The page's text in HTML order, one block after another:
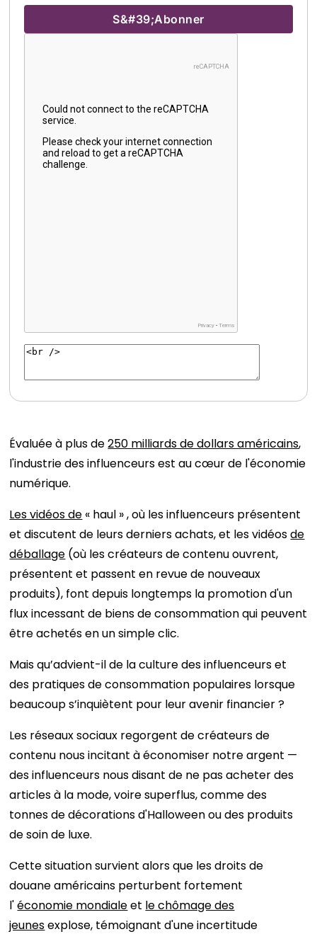
Évaluée à plus de250 milliards de dollars américains,
l'industrie des influenceurs est au cœur de l'économie
numérique.
Les vidéos de « haul » , où les influenceurs présentent
et discutent de leurs derniers achats, et les vidéosde
déballage (où les créateurs de contenu ouvrent,
présentent et passent en revue de nouveaux
produits), font depuis longtemps la promotion d'un
flux incessant de biens de consommation qui peuvent
être achetés en un simple clic.
Mais qu’advient-il de la culture des influenceurs et
des pratiques de consommation populaires lorsque
beaucoup s’inquiètent pour leur avenir financier ?
Les réseaux sociaux regorgent de créateurs de
contenu nous incitant à économiser notre argent —
des influenceurs nous disant de ne pas acheter des
articles à la mode, voire superflus, comme des
tonnes de décorations d'Halloween ou des produits
de soin de luxe.
Cette situation survient alors que les droits de
douane américains perturbent fortement
l'économie mondialeet le chômage des
jeunesexplose, témoignant d'une incertitude